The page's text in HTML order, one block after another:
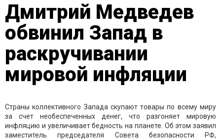
Дмитрий Медведев
обвинил Запад в
раскручивании
мировой инфляции
Страны коллективного Запада скупают товары по всему миру
за счет необеспеченных денег, что разгоняет мировую
инфляцию и увеличивает бедность на планете. Об этом заявил
заместитель председателя Совета безопасности РФ,